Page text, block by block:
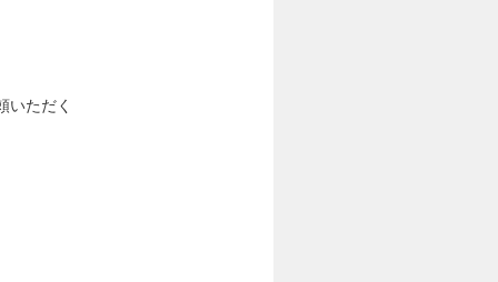
いただく